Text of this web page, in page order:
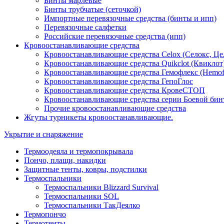
Бинты трубчатые (сеточкой)
Импортные перевязочные средства (бинты и ипп)
Перевязочные салфетки
Российские перевязочные средства (ипп)
Кровоостанавливающие средства
Кровоостанавливающие средства Celox (Селокс,
Кровоостанавливающие средства Quikclot
Кровоостанавливающие средства Гемофлекс
Кровоостанавливающие средства ГепоГлос
Кровоостанавливающие средства КровеСТОП
Кровоостанавливающие средства серии Боевой
Прочие кровоостанавливающие средства
Жгуты турникеты кровоостанавливающие.
Укрытие и снаряжение
Термоодеяла и термопокрывала
Пончо, плащи, накидки
Защитные тенты, ковры, подстилки
Термоспальники
Термоспальники Blizzard Survival
Термоспальники SOL
Термоспальники ТакДеялко
Термопончо